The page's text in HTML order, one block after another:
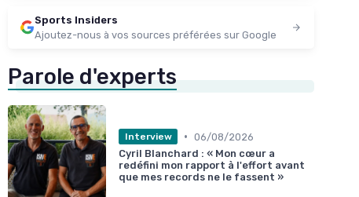
Sports Insiders
Ajoutez-nous à vos sources préférées sur Google
Parole d'experts
Interview • 06/08/2026
Cyril Blanchard : « Mon cœur a
redéfini mon rapport à l'effort avant
que mes records ne le fassent »